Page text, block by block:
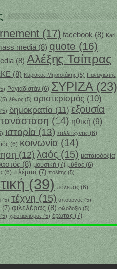
(17) facebook(8) Karl
media(8) quote (16)
(8) Αλέξης Τσίπρας
(8) Κυριάκος Μητσοτάκης (5) Παναγιώτης
Ραγιαδιστάν (6) ΣΥΡΙΖΑ(23)
(5) έθνος (5) αριστερισμός(10)
(5) δημοκρατία(11) εξουσία
(14) ηθική(9)
ιστορία(13) καλλιτέχνης(6)
(6) κοινωνία (14)
(12) λαός(15) ματαιοδοξία
(8) μουσική (7) μύθος(6)
(6) πλέμπα (7) πολίτης(5)
(39) πόλεμος (6)
(5) τέχνη(15) υπουργός(5)
(7) φιλελέρας (8) φιλοδοξία (5)
(5) χριστιανισμός (5) ‎έρωτας(7)